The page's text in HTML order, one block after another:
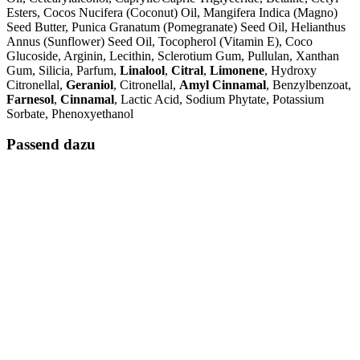
Esters, Cocos Nucifera (Coconut) Oil, Mangifera Indica (Magno)
Seed Butter, Punica Granatum (Pomegranate) Seed Oil, Helianthus
Annus (Sunflower) Seed Oil, Tocopherol (Vitamin E), Coco
Glucoside, Arginin, Lecithin, Sclerotium Gum, Pullulan, Xanthan
Gum, Silicia, Parfum, Linalool, Citral, Limonene, Hydroxy
Citronellal, Geraniol, Citronellal, Amyl Cinnamal, Benzylbenzoat,
Farnesol, Cinnamal, Lactic Acid, Sodium Phytate, Potassium
Sorbate, Phenoxyethanol
Passend dazu